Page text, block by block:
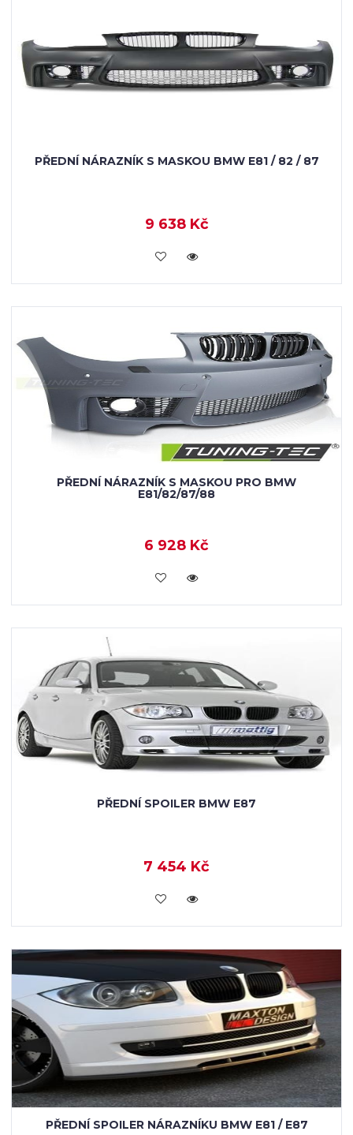
PŘEDNÍ NÁRAZNÍK S MASKOU BMW E81 / 82 / 87
9 638 Kč
KOUPIT
PŘEDNÍ NÁRAZNÍK S MASKOU PRO BMW
E81/82/87/88
6 928 Kč
KOUPIT
PŘEDNÍ SPOILER BMW E87
7 454 Kč
KOUPIT
PŘEDNÍ SPOILER NÁRAZNÍKU BMW E81 / E87